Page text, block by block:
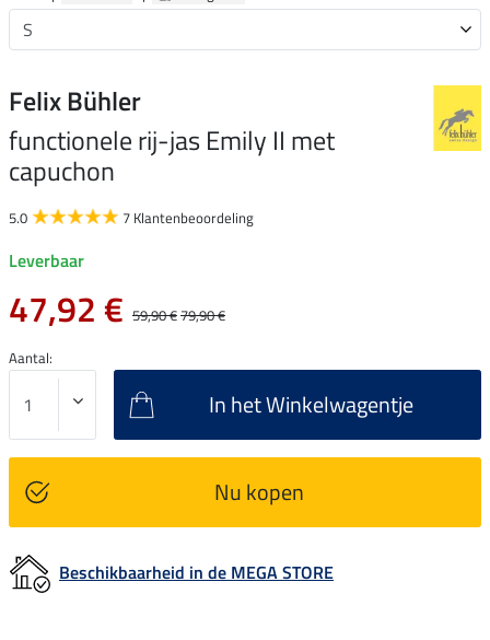
Felix Bühler
functionele rij-jas Emily II met
capuchon
5.0 7 Klantenbeoordeling
Leverbaar
47,92 € 59,90 €79,90 €
Aantal:
In het Winkelwagentje
Nu kopen
Beschikbaarheid in de MEGA STORE